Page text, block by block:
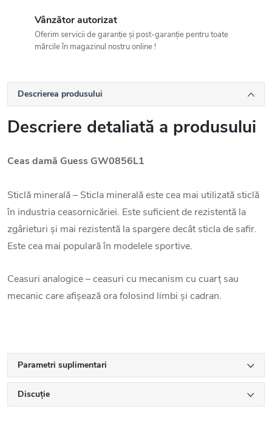
Vânzător autorizat
Oferim servicii de garanție și post-garanție pentru toate
mărcile în magazinul nostru online !
Descrierea produsului
Descriere detaliată a produsului
Ceas damă Guess GW0856L1
Sticlă minerală – Sticla minerală este cea mai utilizată sticlă
în industria ceasornicăriei. Este suficient de rezistentă la
zgârieturi și mai rezistentă la spargere decât sticla de safir.
Este cea mai populară în modelele sportive.
Ceasuri analogice – ceasuri cu mecanism cu cuarț sau
mecanic care afișează ora folosind limbi și cadran.
Parametri suplimentari
Discuţie